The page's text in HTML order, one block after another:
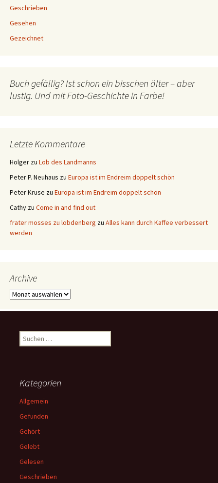
Geschrieben
Gesehen
Gezeichnet
Buch gefällig? Ist schon ein bisschen älter – aber
lustig. Und mit Foto-Geschichte in Farbe!
Letzte Kommentare
Holger zu Lob des Landmanns
Peter P. Neuhaus zu Europa ist im Endreim doppelt schön
Peter Kruse zu Europa ist im Endreim doppelt schön
Cathy zu Come in and find out
frater mosses zu lobdenberg zu Alles kann durch Kaffee verbessert
werden
Archive
Archive
Suchen
nach:
Kategorien
Allgemein
Gefunden
Gehört
Gelebt
Gelesen
Geschrieben